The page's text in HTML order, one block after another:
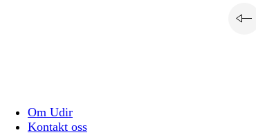
Om Udir
Kontakt oss